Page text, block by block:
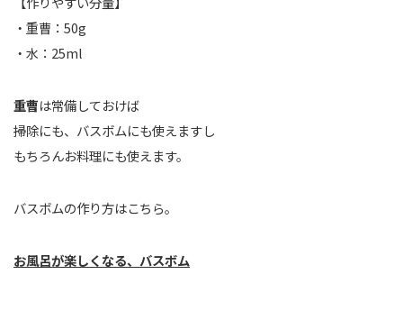
・重曹：50g
・水：25ml
重曹は常備しておけば
掃除にも、バスボムにも使えますし
もちろんお料理にも使えます。
バスボムの作り方はこちら。
お風呂が楽しくなる、バスボム